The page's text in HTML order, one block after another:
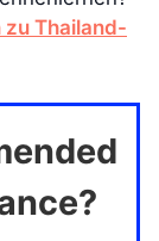
Thailand-